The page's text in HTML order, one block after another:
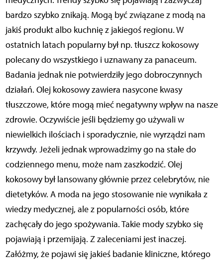
bardzo szybko znikają. Mogą być związane z modą na
jakiś produkt albo kuchnię z jakiegoś regionu. W
ostatnich latach popularny był np. tłuszcz kokosowy
polecany do wszystkiego i uznawany za panaceum.
Badania jednak nie potwierdziły jego dobroczynnych
działań. Olej kokosowy zawiera nasycone kwasy
tłuszczowe, które mogą mieć negatywny wpływ na nasze
zdrowie. Oczywiście jeśli będziemy go używali w
niewielkich ilościach i sporadycznie, nie wyrządzi nam
krzywdy. Jeżeli jednak wprowadzimy go na stałe do
codziennego menu, może nam zaszkodzić. Olej
kokosowy był lansowany głównie przez celebrytów, nie
dietetyków. A moda na jego stosowanie nie wynikała z
wiedzy medycznej, ale z popularności osób, które
zachęcały do jego spożywania. Takie mody szybko się
pojawiają i przemijają. Z zaleceniami jest inaczej.
Załóżmy, że pojawi się jakieś badanie kliniczne, którego